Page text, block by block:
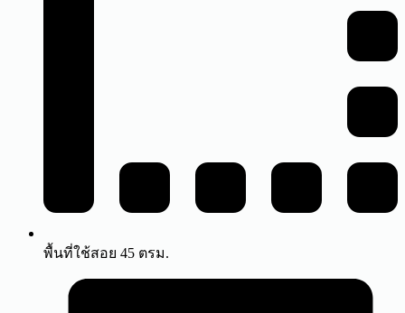
พื้นที่ใช้สอย 45 ตรม.